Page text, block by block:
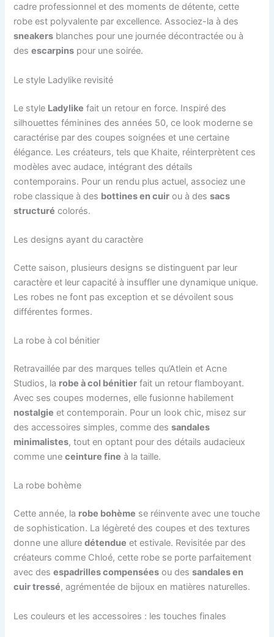
cadre professionnel et des moments de détente, cette
robe est polyvalente par excellence. Associez-la à des
sneakers blanches pour une journée décontractée ou à
desescarpins pour une soirée.
Le style Ladylike revisité
Le style Ladylike fait un retour en force. Inspiré des
silhouettes féminines des années 50, ce look moderne se
caractérise par des coupes soignées et une certaine
élégance. Les créateurs, tels que Khaite, réinterprètent ces
modèles avec audace, intégrant des détails
contemporains. Pour un rendu plus actuel, associez une
robe classique à des bottines en cuir ou à dessacs
structuré colorés.
Les designs ayant du caractère
Cette saison, plusieurs designs se distinguent par leur
caractère et leur capacité à insuffler une dynamique unique.
Les robes ne font pas exception et se dévoilent sous
différentes formes.
La robe à col bénitier
Retravaillée par des marques telles qu’Atlein et Acne
Studios, la robe à col bénitier fait un retour flamboyant.
Avec ses coupes modernes, elle fusionne habilement
nostalgie et contemporain. Pour un look chic, misez sur
des accessoires simples, comme dessandales
minimalistes, tout en optant pour des détails audacieux
comme uneceinture fine à la taille.
La robe bohème
Cette année, la robe bohème se réinvente avec une touche
de sophistication. La légèreté des coupes et des textures
donne une alluredétendue et estivale. Revisitée par des
créateurs comme Chloé, cette robe se porte parfaitement
avec desespadrilles compensées ou dessandales en
cuir tressé, agrémentée de bijoux en matières naturelles.
Les couleurs et les accessoires : les touches finales